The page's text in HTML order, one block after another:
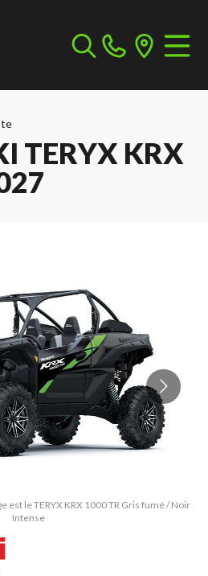
TERYX KRX
est le TERYX KRX 1000 TR Gris fumé / Noir
Intense